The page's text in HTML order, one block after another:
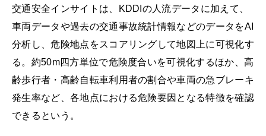
交通安全インサイトは、KDDIの人流データに加えて、
車両データや過去の交通事故統計情報などのデータをAI
分析し、危険地点をスコアリングして地図上に可視化す
る。約50m四方単位で危険度合いを可視化するほか、高
齢歩行者・高齢自転車利用者の割合や車両の急ブレーキ
発生率など、各地点における危険要因となる特徴を確認
できるという。